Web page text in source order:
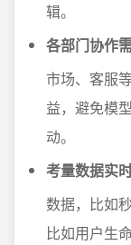
辑。
各部门协作
市场、客服
益，避免模
动。
考量数据实
数据，比如
比如用户生